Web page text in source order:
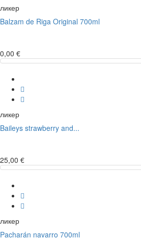
ликер
Balzam de Riga Original 700ml
0,00 €
ликер
Baileys strawberry and...
25,00 €
ликер
Pacharán navarro 700ml